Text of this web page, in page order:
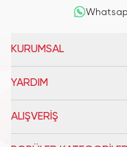
KURUMSAL
YARDIM
ALIŞVERİŞ